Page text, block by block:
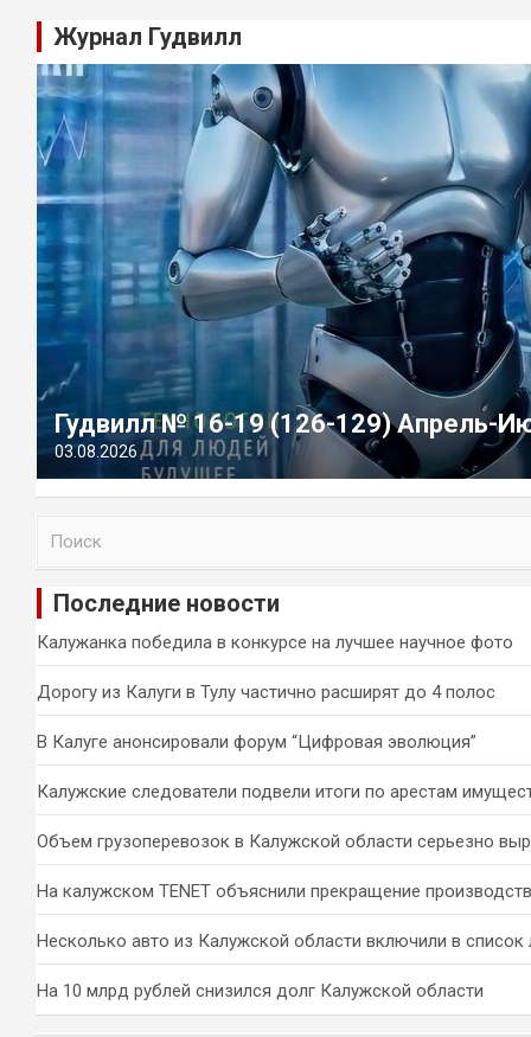
Журнал Гудвилл
Гудвилл № 16-19 (126-129) Апрель-
03.08.2026
и
Последние новости
Калужанка победила в конкурсе на лучшее научное фото
Дорогу из Калуги в Тулу частично расширят до 4 полос
В Калуге анонсировали форум “Цифровая эволюция”
Калужские следователи подвели итоги по арестам
Объем грузоперевозок в Калужской области серьезно
На калужском TENET объяснили прекращение
Несколько авто из Калужской области включили в список
На 10 млрд рублей снизился долг Калужской области